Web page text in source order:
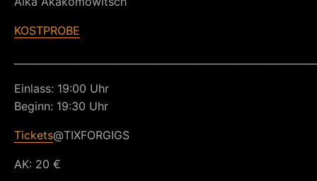
KOSTPROBE
Einlass: 19:00 Uhr
Beginn: 19:30 Uhr
Tickets@TIXFORGIGS
AK: 20 €